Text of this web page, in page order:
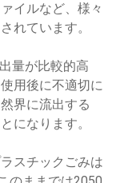
イルなど、様々
れています。
量が比較的高
用後に不適切に
界に流出する
になります。
スチックごみは